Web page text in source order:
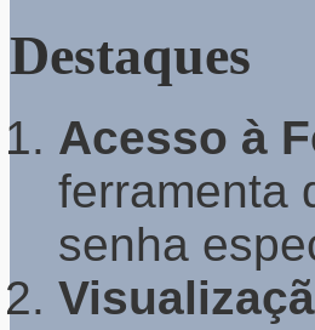
Destaques
Acesso à
ferramenta
senha